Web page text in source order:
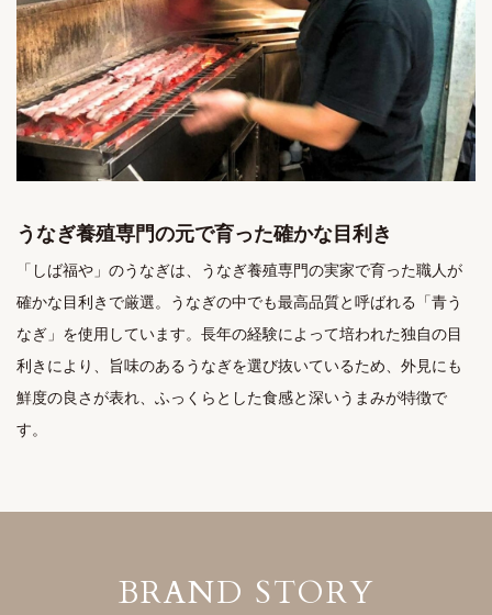
うなぎ養殖専門の元で育った確かな目利き
「しば福や」のうなぎは、うなぎ養殖専門の実家で育った職人が
確かな目利きで厳選。うなぎの中でも最高品質と呼ばれる「青う
なぎ」を使用しています。長年の経験によって培われた独自の目
利きにより、旨味のあるうなぎを選び抜いているため、外見にも
鮮度の良さが表れ、ふっくらとした食感と深いうまみが特徴で
す。
BRAND STORY